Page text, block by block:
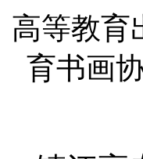
高等教育
育书画